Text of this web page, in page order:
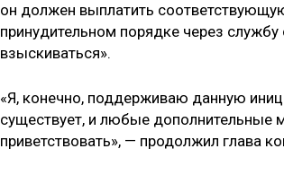
он должен выплатить
принудительном порядке через
взыскиваться».
«Я, конечно, поддерживаю данную
существует, и любые дополнительные
приветствовать», — продолжил глава